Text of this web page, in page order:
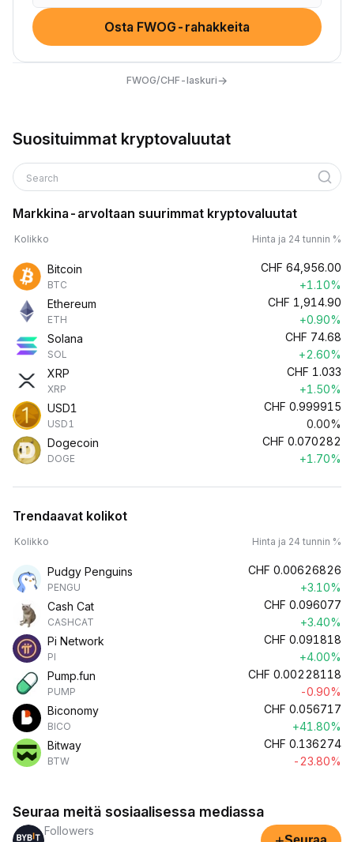
Osta FWOG-rahakkeita
FWOG/CHF-laskuri→
Suosituimmat kryptovaluutat
Search
Markkina-arvoltaan suurimmat kryptovaluutat
Kolikko Hinta ja 24 tunnin %
Bitcoin
BTC
CHF 64,956.00
+1.10%
Ethereum
ETH
CHF 1,914.90
+0.90%
Solana
SOL
CHF 74.68
+2.60%
XRP
XRP
CHF 1.033
+1.50%
USD1
USD1
CHF 0.999915
0.00%
Dogecoin
DOGE
CHF 0.070282
+1.70%
Trendaavat kolikot
Kolikko Hinta ja 24 tunnin %
Pudgy Penguins
PENGU
CHF 0.00626826
+3.10%
Cash Cat
CASHCAT
CHF 0.096077
+3.40%
Pi Network
PI
CHF 0.091818
+4.00%
Pump.fun
PUMP
CHF 0.00228118
-0.90%
Biconomy
BICO
CHF 0.056717
+41.80%
Bitway
BTW
CHF 0.136274
-23.80%
Seuraa meitä sosiaalisessa mediassa
Followers